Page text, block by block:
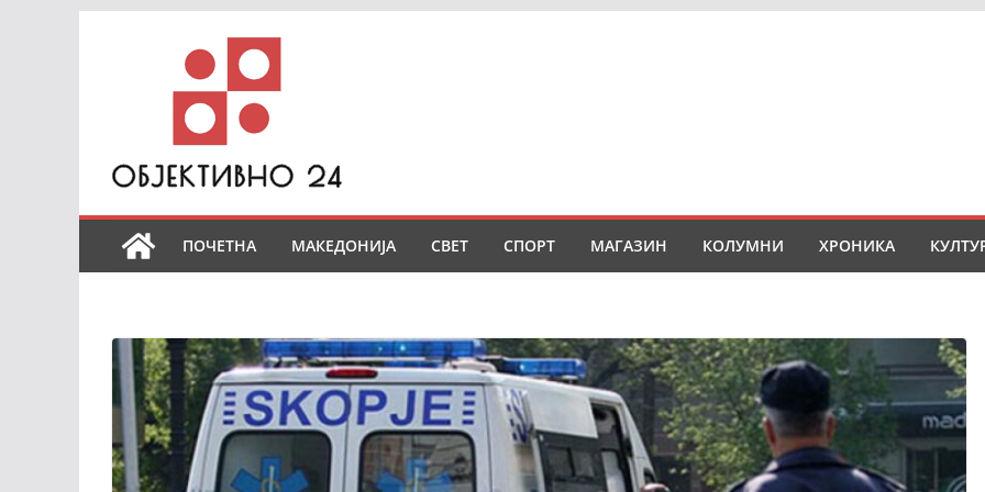
ПОЧЕТНА МАКЕДОНИЈА СВЕТ СПОРТ МАГАЗИН КОЛУМНИ ХРОНИКА